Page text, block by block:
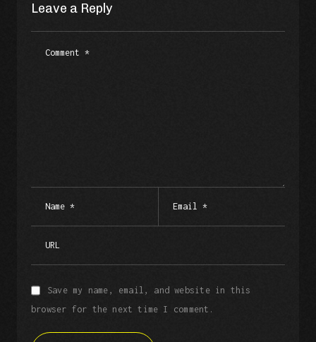
Leave a Reply
Save my name, email, and website in this
browser for the next time I comment.